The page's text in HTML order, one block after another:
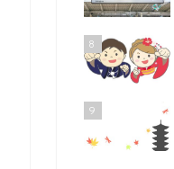
8
9